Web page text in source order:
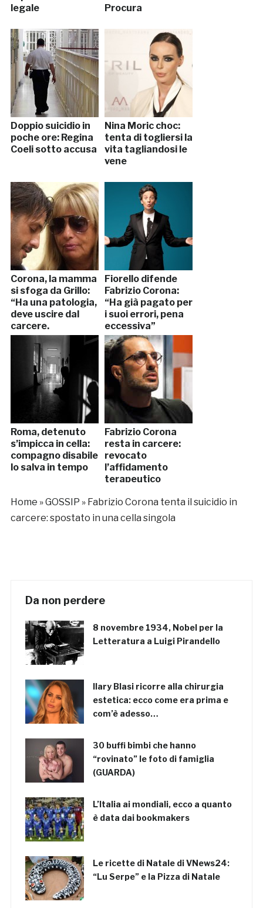
legale
Procura
Doppio suicidio in
poche ore: Regina
Coeli sotto accusa
Nina Moric choc:
tenta di togliersi la
vita tagliandosi le
vene
Corona, la mamma
si sfoga da Grillo:
“Ha una patologia,
deve uscire dal
carcere.
Aiutatelo”
Fiorello difende
Fabrizio Corona:
“Ha già pagato per
i suoi errori, pena
eccessiva”
(VIDEO)
Roma, detenuto
s’impicca in cella:
compagno disabile
lo salva in tempo
Fabrizio Corona
resta in carcere:
revocato
l’affidamento
terapeutico
Home »GOSSIP » Fabrizio Corona tenta il suicidio in
carcere: spostato in una cella singola
Da non perdere
8 novembre 1934, Nobel per la
Letteratura a Luigi Pirandello
Ilary Blasi ricorre alla chirurgia
estetica: ecco come era prima e
com’è adesso…
30 buffi bimbi che hanno
“rovinato” le foto di famiglia
(GUARDA)
L’Italia ai mondiali, ecco a quanto
è data dai bookmakers
Le ricette di Natale di VNews24:
“Lu Serpe” e la Pizza di Natale